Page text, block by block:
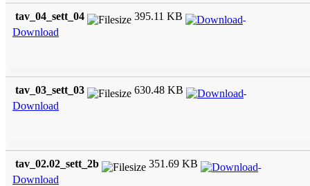
tav_04_sett_04
395.11 KB
Download
tav_03_sett_03
630.48 KB
Download
tav_02.02_sett_2b
351.69 KB
Download